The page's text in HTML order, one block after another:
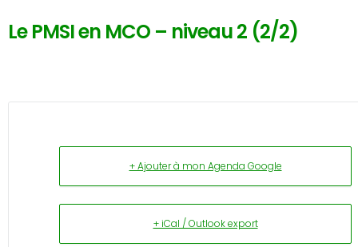
Le PMSI en MCO – niveau 2 (2/2)
+ Ajouter à mon Agenda Google
+ iCal / Outlook export